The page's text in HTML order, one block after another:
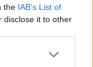
the IAB’s List of
disclose it to other